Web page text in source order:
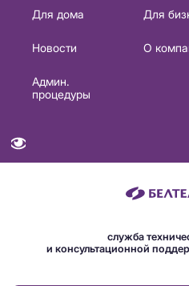
Основная
навигация
Для дома Для
Новости
О
Админ.
процедуры
служба
и консультационной